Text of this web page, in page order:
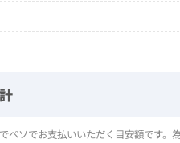
ペソでお支払いいただく目安額です。